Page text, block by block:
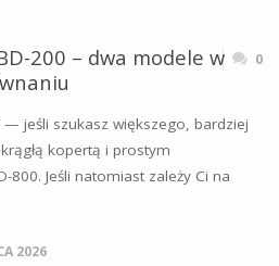
200 – dwa modele w
0
— jeśli szukasz większego, bardziej
kopertą i prostym
Jeśli natomiast zależy Ci na
2026